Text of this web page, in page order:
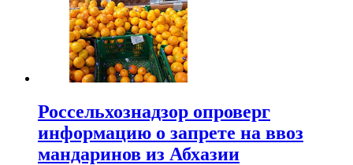
Россельхознадзор опроверг
информацию о запрете на ввоз
мандаринов из Абхазии